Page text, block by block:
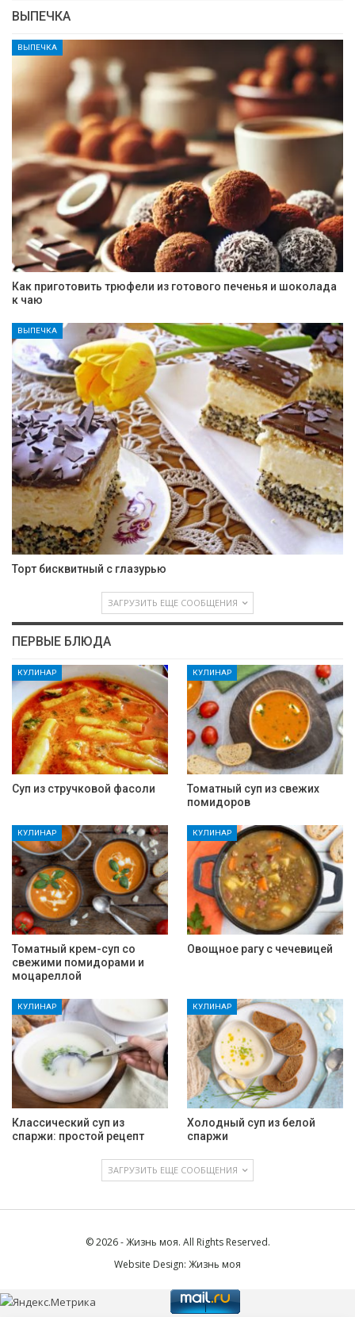
ВЫПЕЧКА
ВЫПЕЧКА
Как приготовить трюфели из готового печенья и шоколада
к чаю
ВЫПЕЧКА
Торт бисквитный с глазурью
ЗАГРУЗИТЬ ЕЩЕ СООБЩЕНИЯ
ПЕРВЫЕ БЛЮДА
КУЛИНАР
Суп из стручковой фасоли
КУЛИНАР
Томатный суп из свежих
помидоров
КУЛИНАР
Томатный крем-суп со
свежими помидорами и
моцареллой
КУЛИНАР
Овощное рагу с чечевицей
КУЛИНАР
Классический суп из
спаржи: простой рецепт
КУЛИНАР
Холодный суп из белой
спаржи
ЗАГРУЗИТЬ ЕЩЕ СООБЩЕНИЯ
© 2026 - Жизнь моя. All Rights Reserved.
Website Design: Жизнь моя